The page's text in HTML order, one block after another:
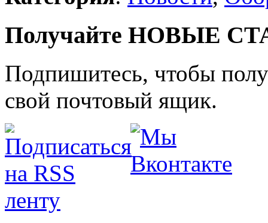
Получайте НОВЫЕ
Подпишитесь, чтобы
свой почтовый ящик.